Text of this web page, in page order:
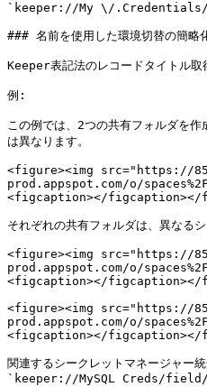
`keeper://My \/
### 名前を使用した環境切替
Keeper表記法のレコードタイトル取
例:
この例では、2つの共有フォルダを
は異なります。
<figure><img src="https://
prod.appspot.com/o/
<figcaption></figcaption></
それぞれの共有フォルダは、異なる
<figure><img src="https://
prod.appspot.com/o/
<figcaption></figcaption></
<figure><img src="https://
prod.appspot.com/o/
<figcaption></figcaption></
関連するシークレットマネージャー
`keeper://MySQL Creds/